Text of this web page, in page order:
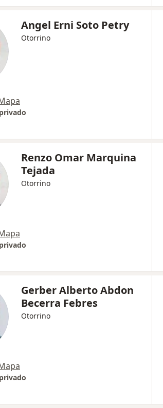
Angel Erni Soto Petry
Otorrino
Renzo Omar Marquina
Tejada
Otorrino
Gerber Alberto Abdon
Becerra Febres
Otorrino